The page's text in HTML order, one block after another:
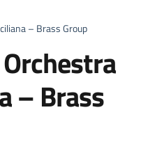
– Brass Group
– Brass